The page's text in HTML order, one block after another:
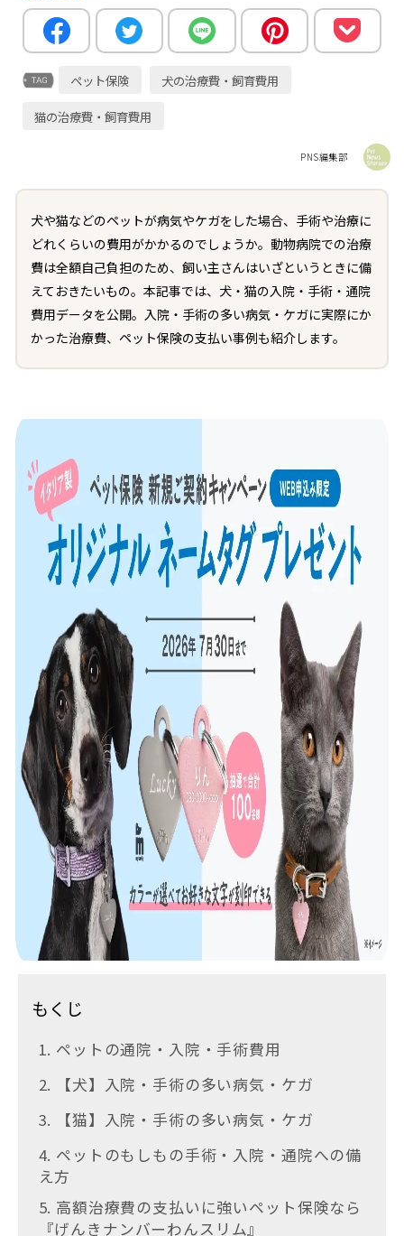
ペット保険
犬の治療費・飼育費用
猫の治療費・飼育費用
PNS編集部
犬や猫などのペットが病気やケガをした場合、手術や治療に
どれくらいの費用がかかるのでしょうか。動物病院での治療
費は全額自己負担のため、飼い主さんはいざというときに備
えておきたいもの。本記事では、犬・猫の入院・手術・通院
費用データを公開。入院・手術の多い病気・ケガに実際にか
かった治療費、ペット保険の支払い事例も紹介します。
もくじ
1. ペットの通院・入院・手術費用
2. 【犬】入院・手術の多い病気・ケガ
3. 【猫】入院・手術の多い病気・ケガ
4. ペットのもしもの手術・入院・通院への備
え方
5. 高額治療費の支払いに強いペット保険なら
『げんきナンバーわんスリム』